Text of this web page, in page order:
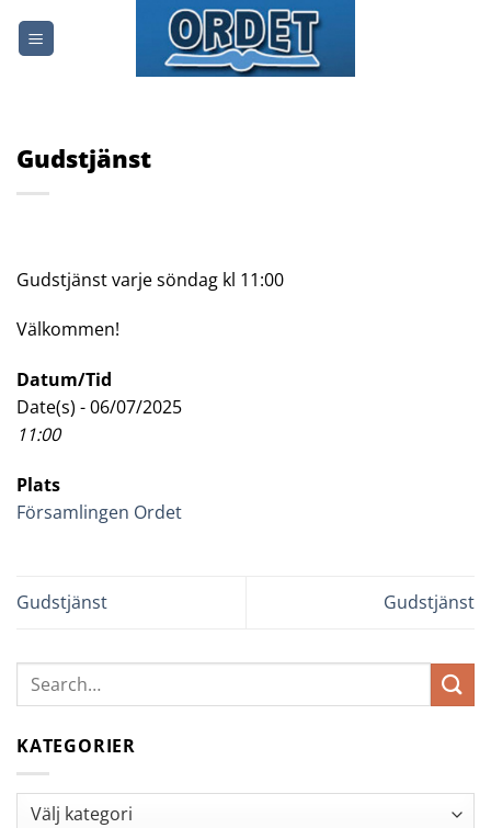
Gudstjänst
Gudstjänst varje söndag kl 11:00
Välkommen!
Datum/Tid
Date(s) - 06/07/2025
11:00
Plats
Församlingen Ordet
Gudstjänst Gudstjänst
KATEGORIER
Kategorier